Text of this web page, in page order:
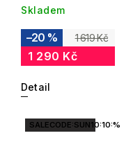
Skladem
1 619 Kč
–20 %
1 290 Kč
Detail
SALECODE:SUN10:10:%